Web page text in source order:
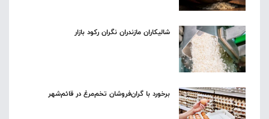
شالیکاران مازندران نگران رکود بازار
برخورد با گران‌فروشان تخم‌مرغ در قائم‌شهر